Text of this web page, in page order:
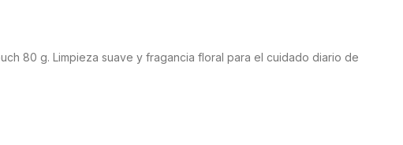
80 g. Limpieza suave y fragancia floral para el cuidado diario de